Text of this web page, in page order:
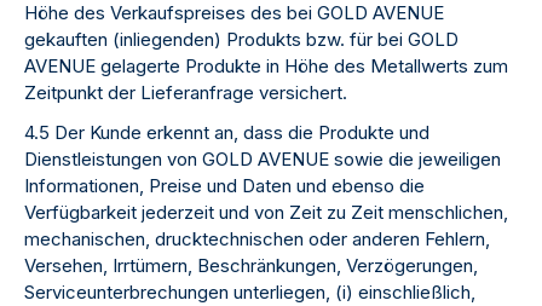
Höhe des Verkaufspreises des bei GOLD AVENUE
gekauften (inliegenden) Produkts bzw. für bei GOLD
AVENUE gelagerte Produkte in Höhe des Metallwerts zum
Zeitpunkt der Lieferanfrage versichert.
4.5 Der Kunde erkennt an, dass die Produkte und
Dienstleistungen von GOLD AVENUE sowie die jeweiligen
Informationen, Preise und Daten und ebenso die
Verfügbarkeit jederzeit und von Zeit zu Zeit menschlichen,
mechanischen, drucktechnischen oder anderen Fehlern,
Versehen, Irrtümern, Beschränkungen, Verzögerungen,
Serviceunterbrechungen unterliegen, (i) einschließlich,